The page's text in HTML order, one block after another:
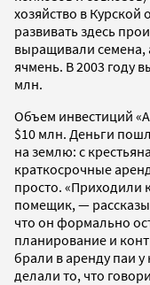
хозяйство в
развивать здесь
выращивали
ячмень. В 2003 году
млн.
Объем инвестиций
$10 млн. Деньги
на землю: с
краткосрочные
просто. «Приходили
помещик, —
что он формально
планирование и
брали в аренду паи
делали то, что